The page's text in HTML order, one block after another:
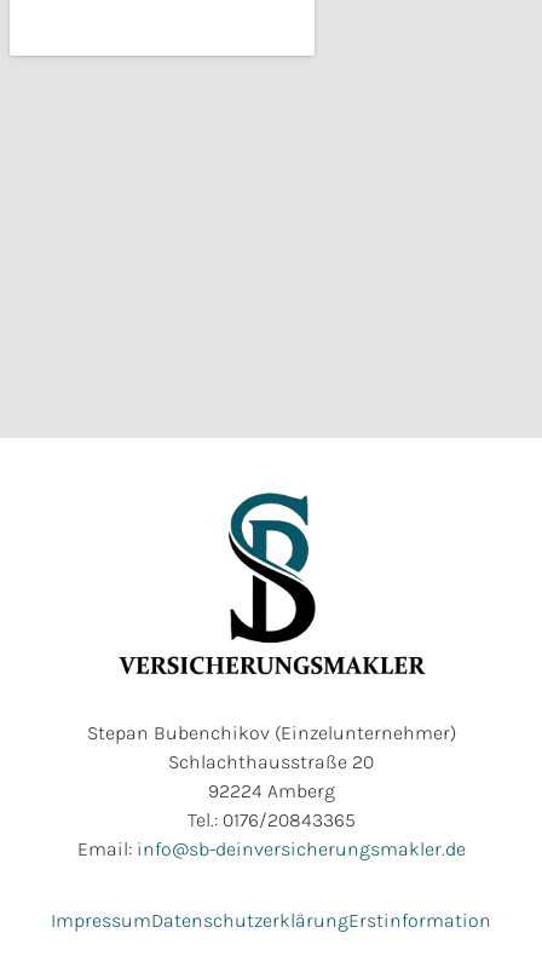
Stepan Bubenchikov (Einzelunternehmer)
Schlachthausstraße 20
92224 Amberg
Tel.: 0176/20843365
Email: info@sb-deinversicherungsmakler.de
ImpressumDatenschutzerklärungErstinformation